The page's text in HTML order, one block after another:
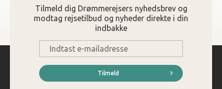
Tilmeld dig Drømmerejsers nyhedsbrev og
modtag rejsetilbud og nyheder direkte i din
indbakke
mail
*
Tilmeld